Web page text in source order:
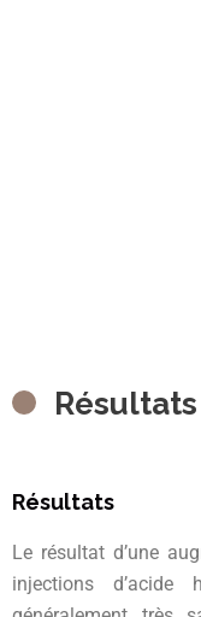
Résultats
Le résultat d’une
injections